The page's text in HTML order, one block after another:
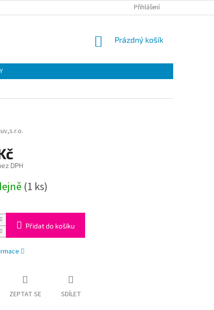
Přihlášení
NÁKUPNÍ
Prázdný košík
DPH
(1 ks)
Přidat do košíku
ZEPTAT SE SDÍLET